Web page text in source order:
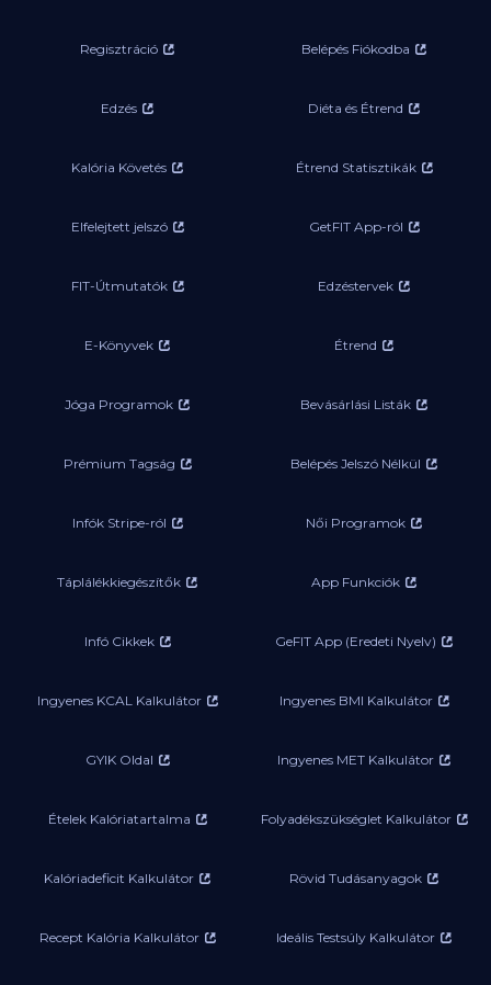
Regisztráció Belépés Fiókodba
Edzés Diéta és Étrend
Kalória Követés Étrend Statisztikák
Elfelejtett jelszó GetFIT App-ról
FIT-Útmutatók Edzéstervek
E-Könyvek Étrend
Jóga Programok Bevásárlási Listák
Prémium Tagság Belépés Jelszó Nélkül
Infók Stripe-ról Női Programok
Táplálékkiegészítők App Funkciók
Infó Cikkek GeFIT App (Eredeti Nyelv)
Ingyenes KCAL Kalkulátor Ingyenes BMI Kalkulátor
GYIK Oldal Ingyenes MET Kalkulátor
Ételek Kalóriatartalma Folyadékszükséglet Kalkulátor
Kalóriadeficit Kalkulátor Rövid Tudásanyagok
Recept Kalória Kalkulátor Ideális Testsúly Kalkulátor